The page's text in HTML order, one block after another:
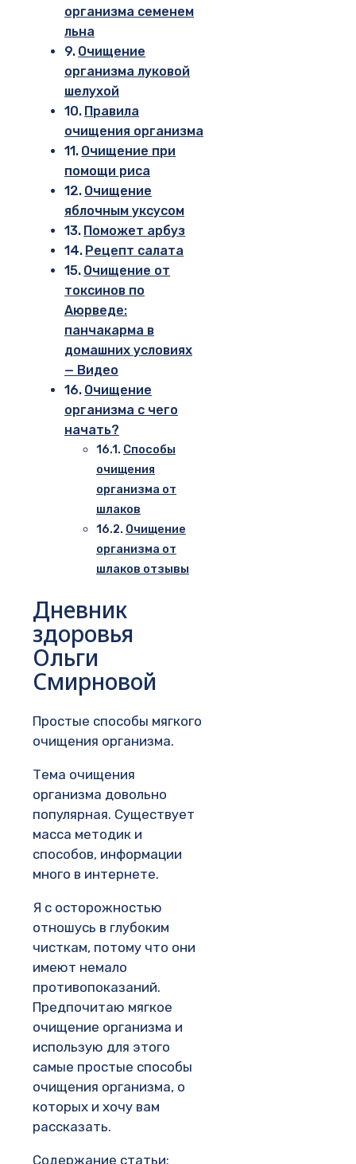
организма семенем
льна
Очищение
организма луковой
шелухой
Правила
очищения организма
Очищение при
помощи риса
Очищение
яблочным уксусом
Поможет арбуз
Рецепт салата
Очищение от
токсинов по
Аюрведе:
панчакарма в
домашних условиях
— Видео
Очищение
организма с чего
начать?
Способы
очищения
организма от
шлаков
Очищение
организма от
шлаков отзывы
Дневник
здоровья
Ольги
Смирновой
Простые способы мягкого
очищения организма.
Тема очищения
организма довольно
популярная. Существует
масса методик и
способов, информации
много в интернете.
Я с осторожностью
отношусь в глубоким
чисткам, потому что они
имеют немало
противопоказаний.
Предпочитаю мягкое
очищение организма и
использую для этого
самые простые способы
очищения организма, о
которых и хочу вам
рассказать.
Содержание статьи: